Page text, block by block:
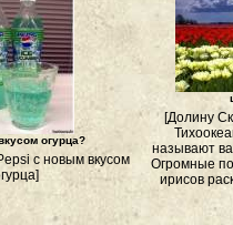
огурца?
с новым вкусом
[Долину
называют
Огромные
ирисов